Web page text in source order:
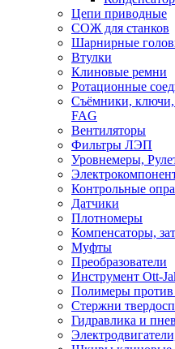
Цепи приводные
СОЖ для станков
Шарнирные
Втулки
Клиновые ремни
Ротационные
Съёмники, ключи,
FAG
Вентиляторы
Фильтры ЛЭП
Уровнемеры,
Контрольные
Датчики
Плотномеры
Компенсаторы,
Муфты
Преобразователи
Инструмент Ott-
Полимеры против
Стержни
Гидравлика и